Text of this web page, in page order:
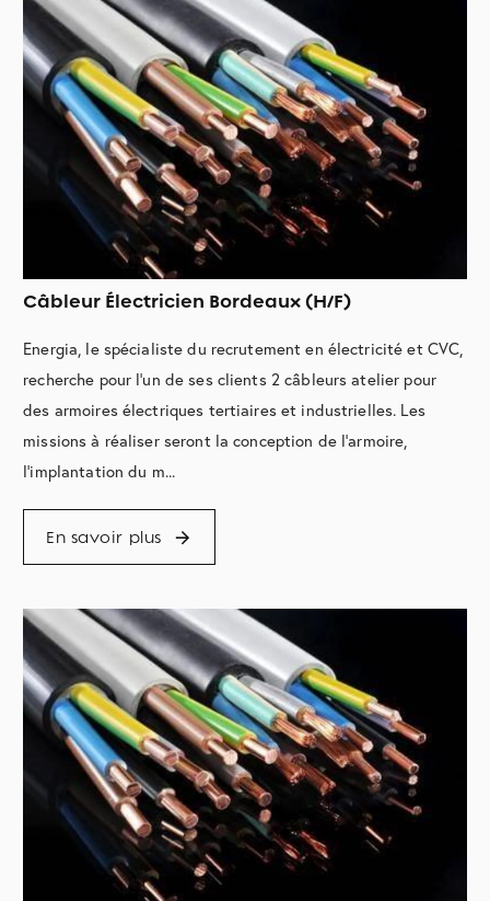
Câbleur Électricien Bordeaux (H/F)
Energia, le spécialiste du recrutement en électricité et CVC,
recherche pour l'un de ses clients 2 câbleurs atelier pour
des armoires électriques tertiaires et industrielles. Les
missions à réaliser seront la conception de l'armoire,
l'implantation du m...
En savoir plus